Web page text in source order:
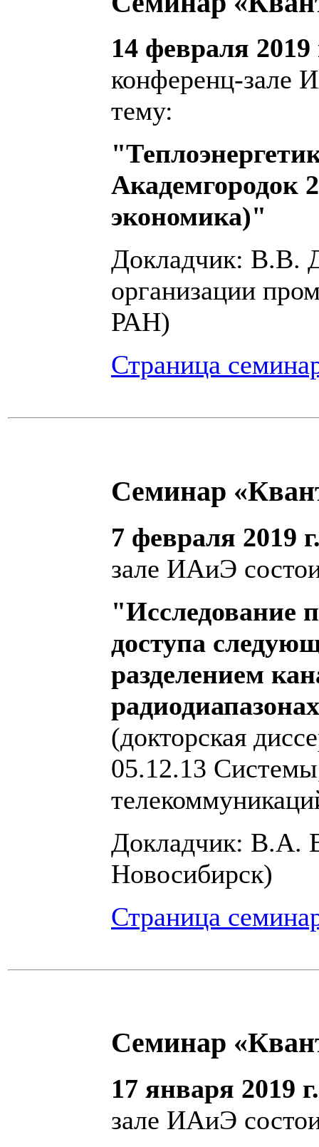
14 февраля 2019
конференц-зале
тему:
Академгородок
экономика)"
Докладчик: В.В.
организации
РАН)
Страница
Семинар
7 февраля 2019
зале ИАиЭ
"Исследование
доступа
разделением
(докторская
05.12.13
Докладчик: В.А.
Новосибирск)
Страница
Семинар
17 января 2019 г.
зале ИАиЭ